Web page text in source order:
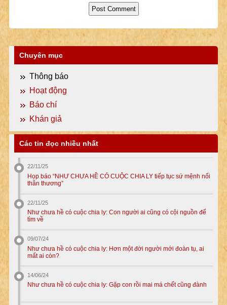
Chuyên mục
Thông báo
Hoạt động
Báo chí
Khán giả
Các tin đọc nhiều nhất
22/11/25
Họp báo “NHƯ CHƯA HỀ CÓ CUỘC CHIA LY tiếp tục sứ mệnh nối
thân thương”
22/11/25
Như chưa hề có cuộc chia ly: Con người ai cũng có cội nguồn để
tìm về
09/07/24
Như chưa hề có cuộc chia ly: Hơn một đời người mới đoàn tụ, ai
mất ai còn?
14/06/24
Như chưa hề có cuộc chia ly: Gặp con rồi mai má chết cũng đành